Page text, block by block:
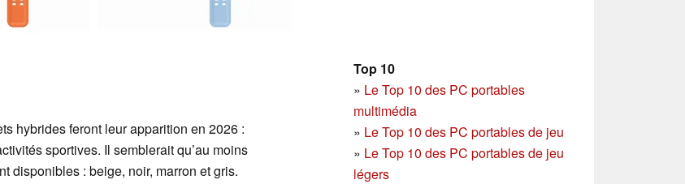
Top 10
» Le Top 10 des PC portables
multimédia
» Le Top 10 des PC portables de jeu
» Le Top 10 des PC portables de jeu
légers
hybrides feront leur apparition en 2026 :
sportives. Il semblerait qu’au moins
disponibles : beige, noir, marron et gris.